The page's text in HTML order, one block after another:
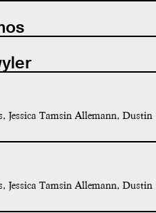
Jessica Tamsin Allemann, Dustin
Jessica Tamsin Allemann, Dustin